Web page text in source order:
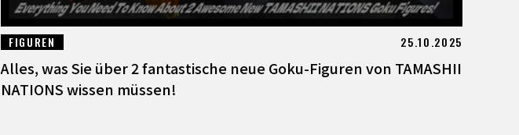
FIGUREN 25.10.2025
Alles, was Sie über 2 fantastische neue Goku-Figuren von TAMASHII
NATIONS wissen müssen!